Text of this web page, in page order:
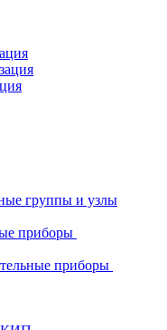
группы и узлы
приборы
приборы